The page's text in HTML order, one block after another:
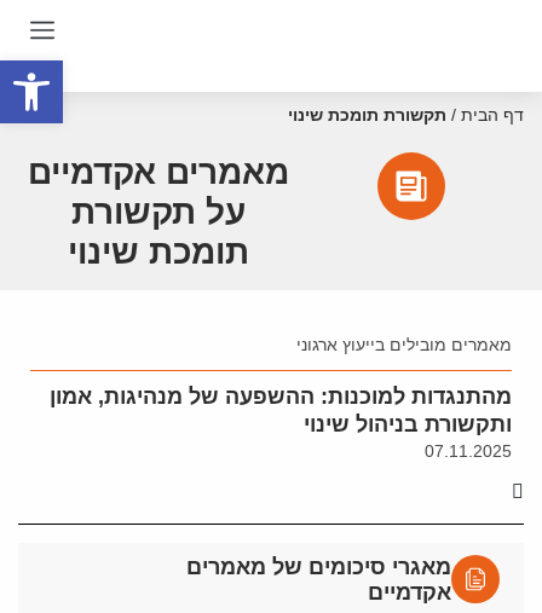
דף הבית / תקשורת תומכת שינוי
מאמרים אקדמיים
על תקשורת
תומכת שינוי
מאמרים מובילים בייעוץ ארגוני
מהתנגדות למוכנות: ההשפעה של מנהיגות, אמון
ותקשורת בניהול שינוי
07.11.2025
מאגרי סיכומים של מאמרים
אקדמיים
פתח